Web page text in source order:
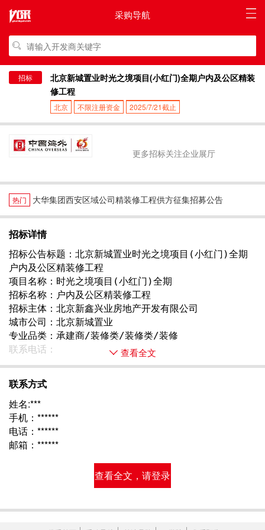
采购导航
招标
北京新城置业时光之境项目(小红门)全期户内及公区精装
修工程
北京 不限注册资金 2025/7/21截止
更多招标关注企业展厅
热门 大华集团西安区域公司精装修工程供方征集招募公告
招标详情
招标公告标题：北京新城置业时光之境项目(小红门)全期
户内及公区精装修工程
项目名称：时光之境项目(小红门)全期
招标名称：户内及公区精装修工程
招标主体：北京新鑫兴业房地产开发有限公司
城市公司：北京新城置业
专业品类：承建商/装修类/装修类/装修
联系电话：
查看全文
联系方式
姓名:***
手机：******
电话：******
邮箱：******
查看全文，请登录